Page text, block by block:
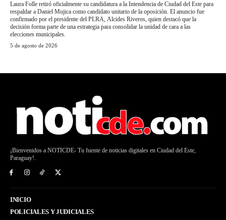
Laura Folle retiró oficialmente su candidatura a la Intendencia de Ciudad del Este para
respaldar a Daniel Mujica como candidato unitario de la oposición. El anuncio fue
confirmado por el presidente del PLRA, Alcides Riveros, quien destacó que la
decisión forma parte de una estrategia para consolidar la unidad de cara a las
elecciones municipales.
5 de agosto de 2026
¡Bienvenidos a NOTICDE- Tu fuente de noticias digitales en Ciudad del Este,
Paraguay!.
INICIO
POLICIALES Y JUDICIALES